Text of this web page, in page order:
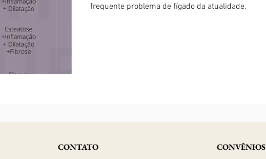
frequente problema de fígado da atualidade.
CONTATO CONVÊNIOS